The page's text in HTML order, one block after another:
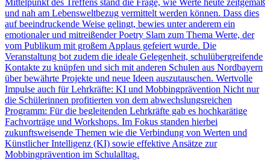
und nah am Lebensweltbezug vermittelt werden können. Dass dies
auf beeindruckende Weise gelingt, bewies unter anderem ein
emotionaler und mitreißender Poetry Slam zum Thema Werte, der
vom Publikum mit großem Applaus gefeiert wurde. Die
Veranstaltung bot zudem die ideale Gelegenheit, schulübergreifende
Kontakte zu knüpfen und sich mit anderen Schulen aus Nordbayern
über bewährte Projekte und neue Ideen auszutauschen. Wertvolle
Impulse auch für Lehrkräfte: KI und Mobbingprävention Nicht nur
die Schülerinnen profitierten von dem abwechslungsreichen
Programm: Für die begleitenden Lehrkräfte gab es hochkarätige
Fachvorträge und Workshops. Im Fokus standen hierbei
zukunftsweisende Themen wie die Verbindung von Werten und
Künstlicher Intelligenz (KI) sowie effektive Ansätze zur
Mobbingprävention im Schulalltag.